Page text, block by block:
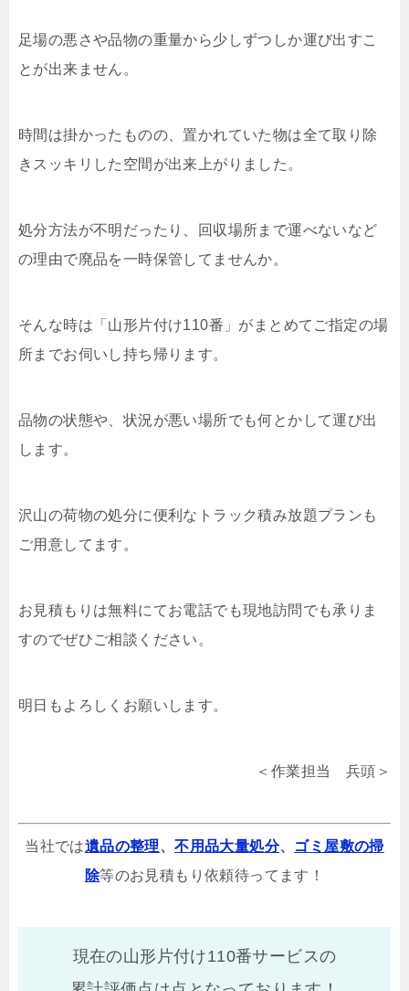
足場の悪さや品物の重量から少しずつしか運び出すこ
とが出来ません。
時間は掛かったものの、置かれていた物は全て取り除
きスッキリした空間が出来上がりました。
処分方法が不明だったり、回収場所まで運べないなど
の理由で廃品を一時保管してませんか。
そんな時は「山形片付け110番」がまとめてご指定の場
所までお伺いし持ち帰ります。
品物の状態や、状況が悪い場所でも何とかして運び出
します。
沢山の荷物の処分に便利なトラック積み放題プランも
ご用意してます。
お見積もりは無料にてお電話でも現地訪問でも承りま
すのでぜひご相談ください。
明日もよろしくお願いします。
＜作業担当 兵頭＞
当社では遺品の整理、不用品大量処分、 ゴミ屋敷の掃
除等のお見積もり依頼待ってます！
現在の山形片付け110番サービスの